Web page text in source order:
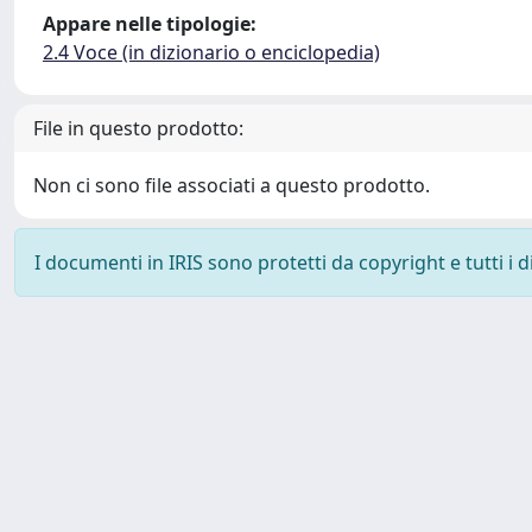
Appare nelle tipologie:
2.4 Voce (in dizionario o enciclopedia)
File in questo prodotto:
Non ci sono file associati a questo prodotto.
I documenti in IRIS sono protetti da copyright e tutti i